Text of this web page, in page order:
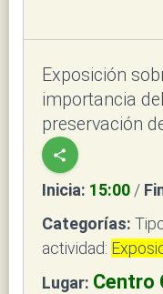
Exposición
importancia
preservación
share
Inicia: 15:00 /
Categorías:
actividad:
Lugar: Centro